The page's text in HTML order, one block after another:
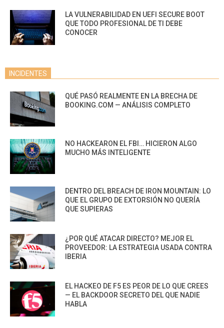
LA VULNERABILIDAD EN UEFI SECURE BOOT
QUE TODO PROFESIONAL DE TI DEBE
CONOCER
INCIDENTES
QUÉ PASÓ REALMENTE EN LA BRECHA DE
BOOKING.COM — ANÁLISIS COMPLETO
NO HACKEARON EL FBI… HICIERON ALGO
MUCHO MÁS INTELIGENTE
DENTRO DEL BREACH DE IRON MOUNTAIN: LO
QUE EL GRUPO DE EXTORSIÓN NO QUERÍA
QUE SUPIERAS
¿POR QUÉ ATACAR DIRECTO? MEJOR EL
PROVEEDOR: LA ESTRATEGIA USADA CONTRA
IBERIA
EL HACKEO DE F5 ES PEOR DE LO QUE CREES
— EL BACKDOOR SECRETO DEL QUE NADIE
HABLA